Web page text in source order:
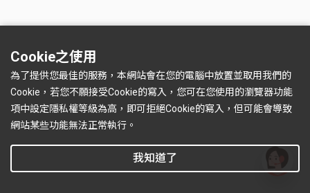
Cookie之使用
為了提供您最佳的服務，本網站會在您的電腦中放置並取用我們的
Cookie，若您不願接受Cookie的寫入，您可在您使用的瀏覽器功能
項中設定隱私權等級為高，即可拒絕Cookie的寫入，但可能會導致
網站某些功能無法正常執行。
我知道了